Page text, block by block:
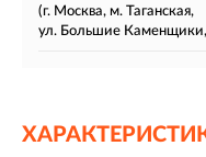
(г. Москва, м. Таганская,
ул. Большие Каменщики,